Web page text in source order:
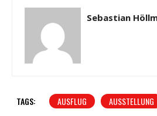
Sebastian
TAGS: AUSFLUG AUSSTELLUNG